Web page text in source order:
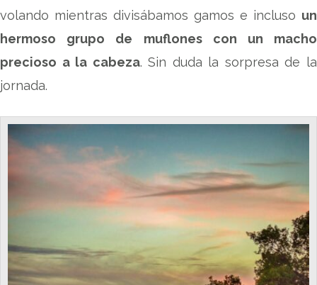
volando mientras divisábamos gamos e incluso un
hermoso grupo de muflones con un macho
precioso a la cabeza. Sin duda la sorpresa de la
jornada.